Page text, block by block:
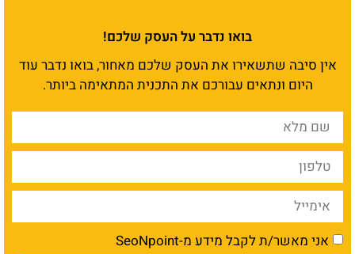
בואו נדבר על העסק שלכם!
אין סיבה שתשאירו את העסק שלכם מאחור, בואו נדבר עוד
היום ונתאים עבורכם את התכנית המתאימה ביותר.
אני מאשר/ת לקבל מידע מ-SeoNpoint